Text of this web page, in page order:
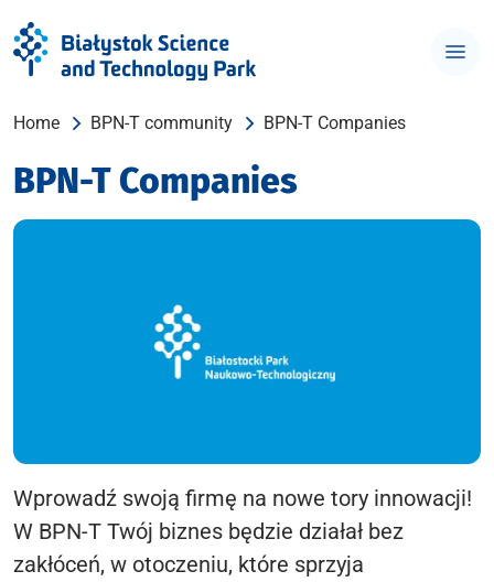
Home BPN-T community BPN-T Companies
BPN-T Companies
Wprowadź swoją firmę na nowe tory innowacji!
W BPN-T Twój biznes będzie działał bez
zakłóceń, w otoczeniu, które sprzyja